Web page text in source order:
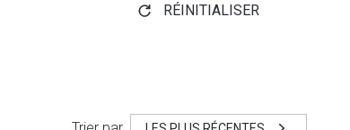
RÉINITIALISER